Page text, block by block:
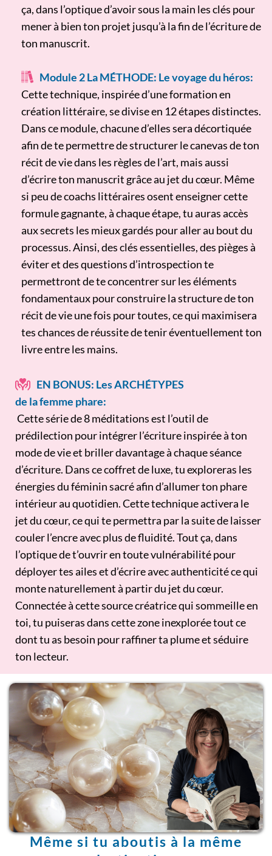
ça, dans l’optique d’avoir sous la main les clés pour
mener à bien ton projet jusqu’à la fin de l’écriture de
ton manuscrit.
Module 2 La MÉTHODE: Le voyage du héros:
Cette technique, inspirée d’une formation en
création littéraire, se divise en 12 étapes distinctes.
Dans ce module, chacune d’elles sera décortiquée
afin de te permettre de structurer le canevas de ton
récit de vie dans les règles de l’art, mais aussi
d’écrire ton manuscrit grâce au jet du cœur. Même
si peu de coachs littéraires osent enseigner cette
formule gagnante, à chaque étape, tu auras accès
aux secrets les mieux gardés pour aller au bout du
processus. Ainsi, des clés essentielles, des pièges à
éviter et des questions d’introspection te
permettront de te concentrer sur les éléments
fondamentaux pour construire la structure de ton
récit de vie une fois pour toutes, ce qui maximisera
tes chances de réussite de tenir éventuellement ton
livre entre les mains.
EN BONUS: Les ARCHÉTYPES
de la femme phare:
Cette série de 8 méditations est l’outil de
prédilection pour intégrer l’écriture inspirée à ton
mode de vie et briller davantage à chaque séance
d’écriture. Dans ce coffret de luxe, tu exploreras les
énergies du féminin sacré afin d’allumer ton phare
intérieur au quotidien. Cette technique activera le
jet du cœur, ce qui te permettra par la suite de laisser
couler l’encre avec plus de fluidité. Tout ça, dans
l’optique de t’ouvrir en toute vulnérabilité pour
déployer tes ailes et d’écrire avec authenticité ce qui
monte naturellement à partir du jet du cœur.
Connectée à cette source créatrice qui sommeille en
toi, tu puiseras dans cette zone inexplorée tout ce
dont tu as besoin pour raffiner ta plume et séduire
ton lecteur.
Même si tu aboutis à la même